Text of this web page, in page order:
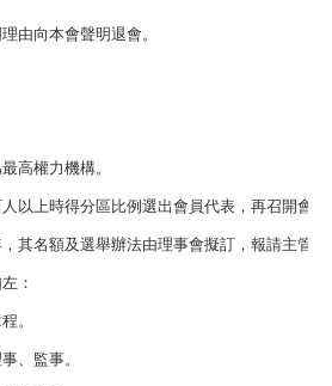
由向本會聲明退會。
高權力機構。
以上時得分區比例選出會員代表，再召開會
其名額及選舉辦法由理事會擬訂，報請主管
權如左：
。
、監事。